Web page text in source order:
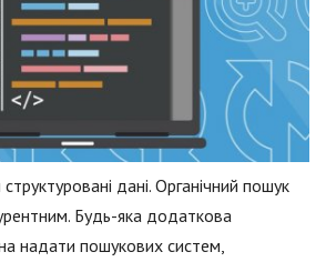
дані. Органічний пошук
Будь-яка додаткова
надати пошукових систем,